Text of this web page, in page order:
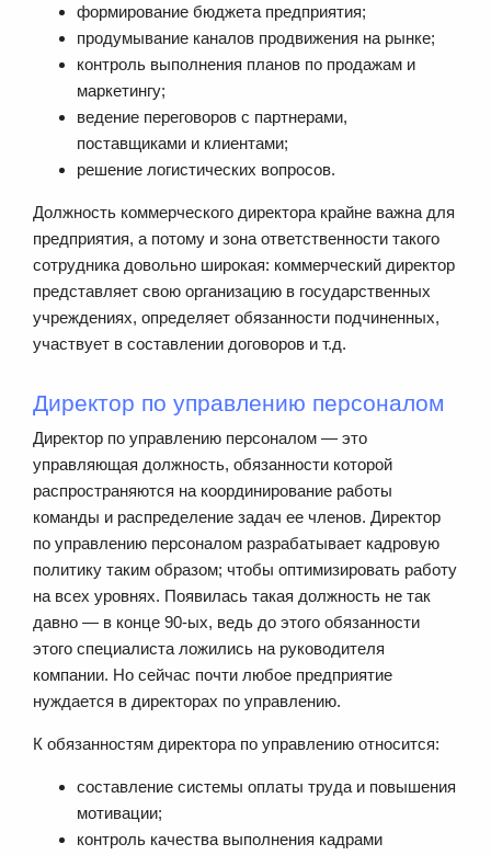
формирование бюджета предприятия;
продумывание каналов продвижения на рынке;
контроль выполнения планов по продажам и
маркетингу;
ведение переговоров с партнерами,
поставщиками и клиентами;
решение логистических вопросов.
Должность коммерческого директора крайне важна для
предприятия, а потому и зона ответственности такого
сотрудника довольно широкая: коммерческий директор
представляет свою организацию в государственных
учреждениях, определяет обязанности подчиненных,
участвует в составлении договоров и т.д.
Директор по управлению персоналом
Директор по управлению персоналом — это
управляющая должность, обязанности которой
распространяются на координирование работы
команды и распределение задач ее членов. Директор
по управлению персоналом разрабатывает кадровую
политику таким образом; чтобы оптимизировать работу
на всех уровнях. Появилась такая должность не так
давно — в конце 90-ых, ведь до этого обязанности
этого специалиста ложились на руководителя
компании. Но сейчас почти любое предприятие
нуждается в директорах по управлению.
К обязанностям директора по управлению относится:
составление системы оплаты труда и повышения
мотивации;
контроль качества выполнения кадрами